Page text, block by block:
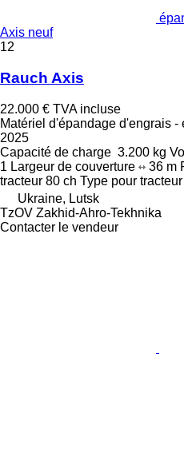
Axis neuf
12
Rauch Axis
22.000 € TVA incluse
Matériel d'épandage d'engrais
2025
Capacité de charge 3.200 kg
1 Largeur de couverture 36 m
tracteur 80 ch Type pour tracteur
Ukraine, Lutsk
TzOV Zakhid-Ahro-Tekhnika
Contacter le vendeur